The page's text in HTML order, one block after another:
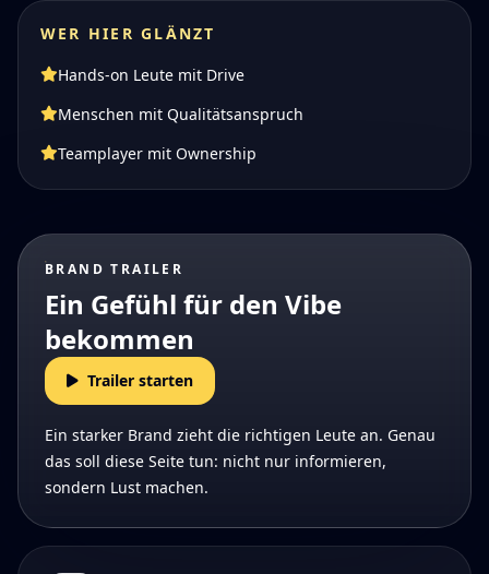
WER HIER GLÄNZT
Hands-on Leute mit Drive
Menschen mit Qualitätsanspruch
Teamplayer mit Ownership
BRAND TRAILER
Ein Gefühl für den Vibe
bekommen
Trailer starten
Ein starker Brand zieht die richtigen Leute an. Genau
das soll diese Seite tun: nicht nur informieren,
sondern Lust machen.